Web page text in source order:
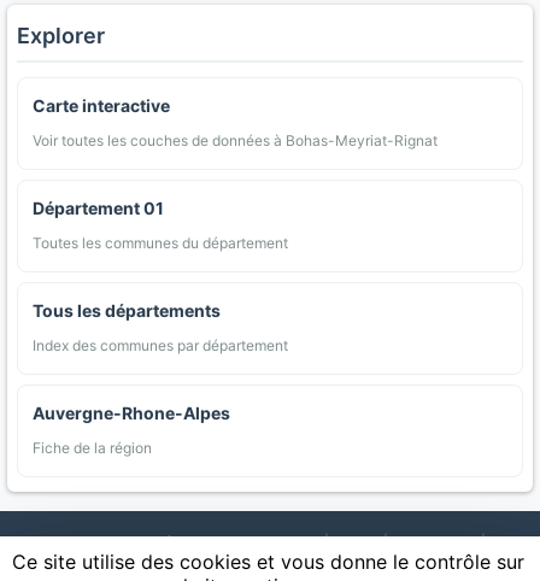
Explorer
Carte interactive
Voir toutes les couches de données à Bohas-Meyriat-Rignat
Département 01
Toutes les communes du département
Tous les départements
Index des communes par département
Auvergne-Rhone-Alpes
Fiche de la région
AgriMap — Données agricoles ouvertes | Carte | Communes |
Appellations | Regions | Cultures | Zones protégées | Forets |
Ce site utilise des cookies et vous donne le contrôle sur